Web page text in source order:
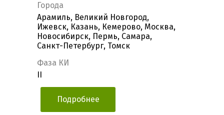
Города
Арамиль, Великий Новгород,
Ижевск, Казань, Кемерово, Москва,
Новосибирск, Пермь, Самара,
Санкт-Петербург, Томск
Фаза КИ
Подробнее